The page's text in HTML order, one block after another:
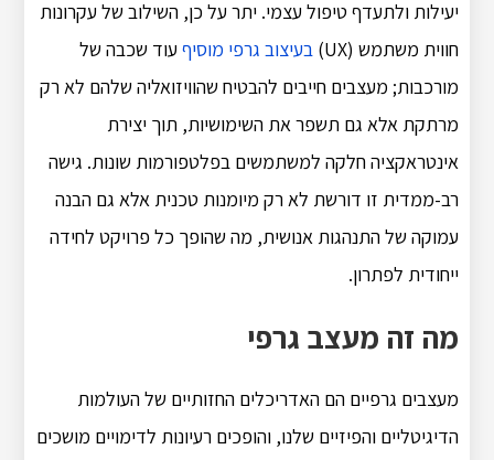
יעילות ולתעדף טיפול עצמי. יתר על כן, השילוב של עקרונות
חווית משתמש (UX)
בעיצוב גרפי מוסיף עוד שכבה של
מורכבות; מעצבים חייבים להבטיח שהוויזואליה שלהם לא רק
מרתקת אלא גם תשפר את השימושיות, תוך יצירת
אינטראקציה חלקה למשתמשים בפלטפורמות שונות. גישה
רב-ממדית זו דורשת לא רק מיומנות טכנית אלא גם הבנה
עמוקה של התנהגות אנושית, מה שהופך כל פרויקט לחידה
ייחודית לפתרון.
מה זה מעצב גרפי
מעצבים גרפיים הם האדריכלים החזותיים של העולמות
הדיגיטליים והפיזיים שלנו, והופכים רעיונות לדימויים מושכים